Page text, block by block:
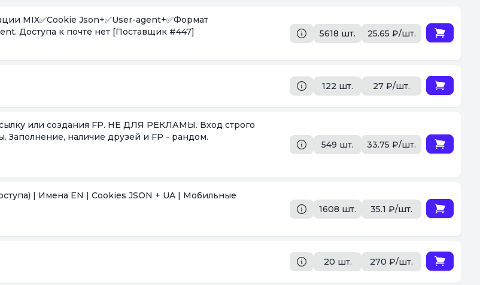
MIX✅Cookie Json+✅User-agent+✅Формат
Доступа к почте нет [Поставщик #447] 5618 шт. 25.65 ₽/шт.
122 шт. 27 ₽/шт.
или создания FP. НЕ ДЛЯ РЕКЛАМЫ. Вход строго
Заполнение, наличие друзей и FP - рандом.
549 шт. 33.75 ₽/шт.
| Имена EN | Cookies JSON + UA | Мобильные
1608 шт. 35.1 ₽/шт.
20 шт. 270 ₽/шт.